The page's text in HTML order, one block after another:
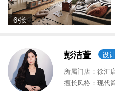
6张
彭洁萱 设
所属门店：徐汇
擅长风格：现代